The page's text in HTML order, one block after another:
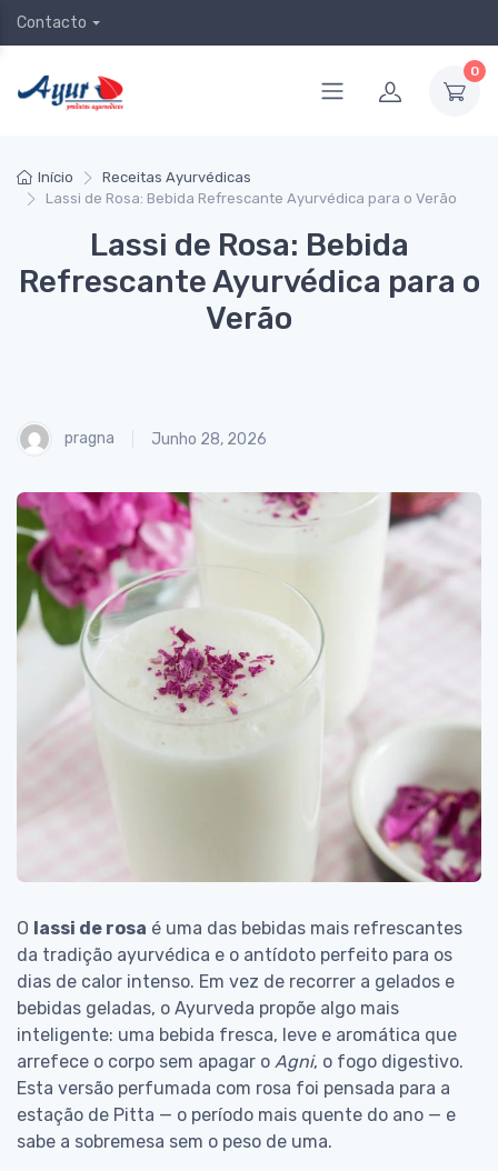
Contacto
0
Início
Receitas Ayurvédicas
Lassi de Rosa: Bebida Refrescante Ayurvédica para o Verão
Lassi de Rosa: Bebida
Refrescante Ayurvédica para o
Verão
pragna Junho 28, 2026
O lassi de rosa é uma das bebidas mais refrescantes
da tradição ayurvédica e o antídoto perfeito para os
dias de calor intenso. Em vez de recorrer a gelados e
bebidas geladas, o Ayurveda propõe algo mais
inteligente: uma bebida fresca, leve e aromática que
arrefece o corpo sem apagar o Agni, o fogo digestivo.
Esta versão perfumada com rosa foi pensada para a
estação de Pitta — o período mais quente do ano — e
sabe a sobremesa sem o peso de uma.